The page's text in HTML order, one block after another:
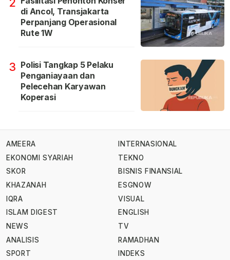
2
di Ancol, Transjakarta
Perpanjang Operasional
Rute 1W
3 Polisi Tangkap 5 Pelaku
Penganiayaan dan
Pelecehan Karyawan
Koperasi
AMEERA
EKONOMI SYARIAH
SKOR
KHAZANAH
IQRA
ISLAM DIGEST
NEWS
ANALISIS
SPORT
INTERNASIONAL
TEKNO
BISNIS FINANSIAL
ESGNOW
VISUAL
ENGLISH
TV
RAMADHAN
INDEKS